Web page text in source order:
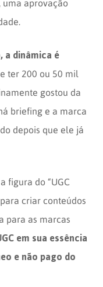
uma aprovação
a dinâmica é
ter 200 ou 50 mil
gostou da
briefing e a marca
depois que ele já
figura do “UGC
criar conteúdos
para as marcas
em sua essência
e não pago do